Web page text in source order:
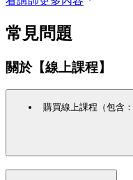
常見問題
關於【線上課程】
購買線上課程（包含